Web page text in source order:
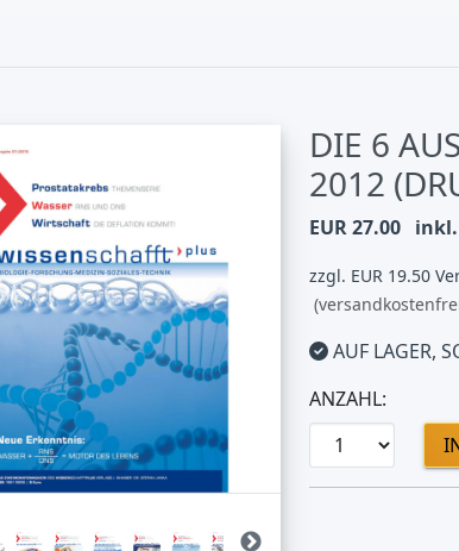
DIE 6
2012
EUR 27.00
zzgl. EUR 19.50
AUF LAGER,
ANZAHL: